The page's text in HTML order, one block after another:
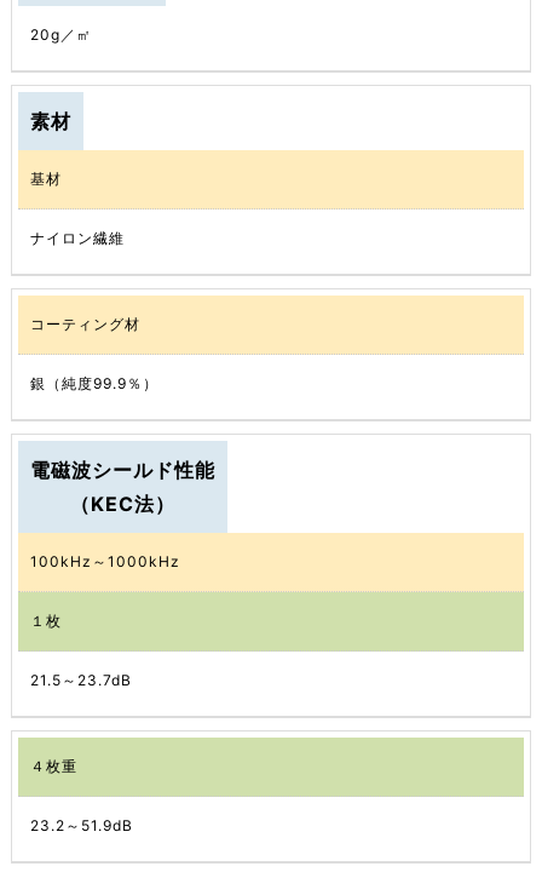
20g／㎡
素材
基材
ナイロン繊維
コーティング材
銀（純度99.9％）
電磁波シールド性能
（KEC法）
100kHz～1000kHz
１枚
21.5～23.7dB
４枚重
23.2～51.9dB